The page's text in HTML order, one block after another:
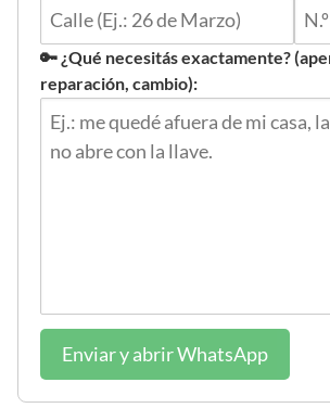
🔑 ¿Qué necesitás exactamente?
reparación, cambio):
Enviar y abrir WhatsApp